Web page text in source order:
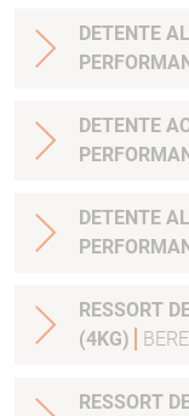
DETENTE
DETENTE
DETENTE
RESSORT
(4KG)
RESSORT